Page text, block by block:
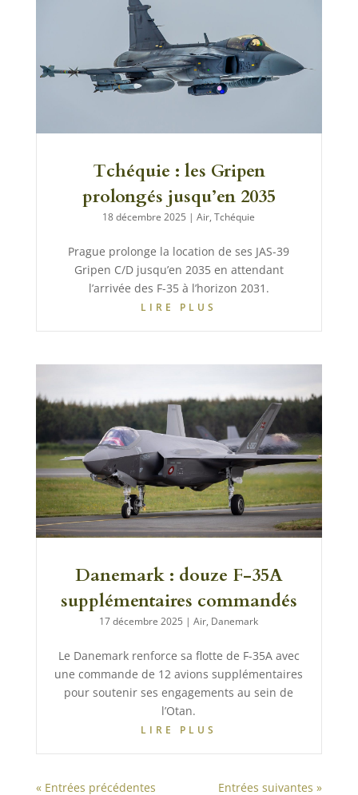
Tchéquie : les Gripen
prolongés jusqu’en 2035
18 décembre 2025 |Air,Tchéquie
Prague prolonge la location de ses JAS-39
Gripen C/D jusqu’en 2035 en attendant
l’arrivée des F-35 à l’horizon 2031.
LIRE PLUS
Danemark : douze F-35A
supplémentaires commandés
17 décembre 2025 |Air, Danemark
Le Danemark renforce sa flotte de F-35A avec
une commande de 12 avions supplémentaires
pour soutenir ses engagements au sein de
l’Otan.
LIRE PLUS
« Entrées précédentes Entrées suivantes »